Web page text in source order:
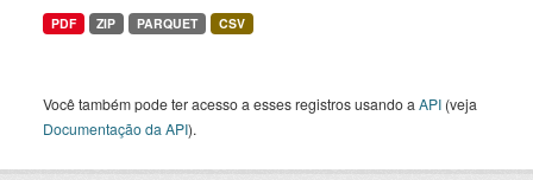
PDF ZIP PARQUET CSV
Você também pode ter acesso a esses registros usando a API (veja
Documentação da API).